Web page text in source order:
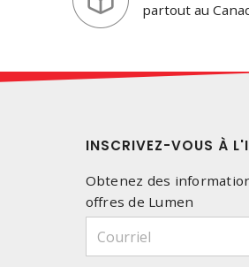
partout au
INSCRIVEZ-VOUS À
Obtenez des
offres de Lumen